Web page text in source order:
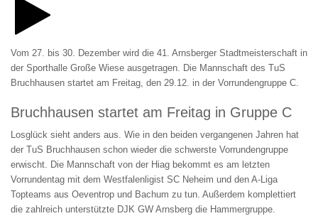
Vom 27. bis 30. Dezember wird die 41. Arnsberger Stadtmeisterschaft in
der Sporthalle Große Wiese ausgetragen. Die Mannschaft des TuS
Bruchhausen startet am Freitag, den 29.12. in der Vorrundengruppe C.
Bruchhausen startet am Freitag in Gruppe C
Losglück sieht anders aus. Wie in den beiden vergangenen Jahren hat
der TuS Bruchhausen schon wieder die schwerste Vorrundengruppe
erwischt. Die Mannschaft von der Hiag bekommt es am letzten
Vorrundentag mit dem Westfalenligist SC Neheim und den A-Liga
Topteams aus Oeventrop und Bachum zu tun. Außerdem komplettiert
die zahlreich unterstützte DJK GW Arnsberg die Hammergruppe.